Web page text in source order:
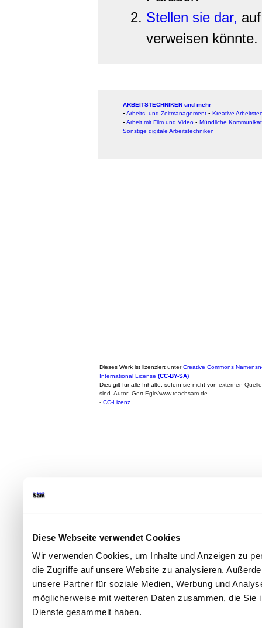
Diese Webseite verwendet Cookies
Wir verwenden Cookies, um Inhalte und Anzeigen zu
die Zugriffe auf unsere Website zu analysieren.
unsere Partner für soziale Medien, Werbung und
möglicherweise mit weiteren Daten zusammen, die
Dienste gesammelt haben.
Stellen sie dar,
verweisen könnte.
ARBEITSTECHNIKEN und mehr
▪ Arbeits- und Zeitmanagement ▪ Kreative
▪ Arbeit mit Film und Video ▪ Mündliche
Sonstige digitale Arbeitstechniken
Dieses Werk ist lizenziert unterCreative Commons
International License (CC-BY-SA)
Dies gilt für alle Inhalte, sofern sie nicht von externen
sind. Autor: Gert Egle/www.teachsam.de
- CC-Lizenz